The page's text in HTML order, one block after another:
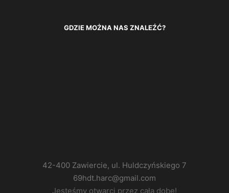
GDZIE MOŻNA NAS ZNALEŹĆ?
42-400 Zawiercie, ul. Huldczyńskiego 7
69hdt.harc@gmail.com
Jesteśmy otwarci przez całą dobę!